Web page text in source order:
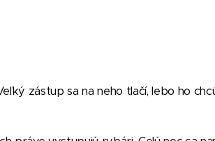
zástup sa na neho tlačí, lebo ho